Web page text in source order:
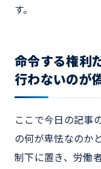
す。
命令する権利
行わないのが
ここで今日の記事
の何が卑怯なのか
制下に置き、労働